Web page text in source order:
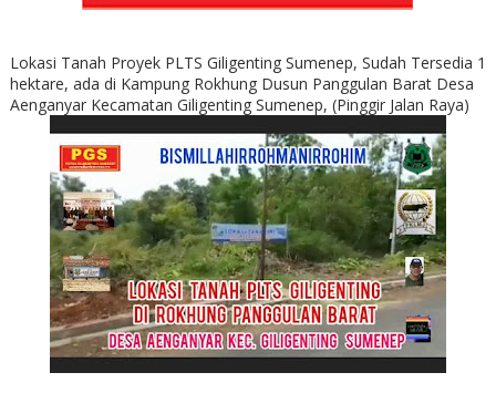
Lokasi Tanah Proyek PLTS Giligenting Sumenep, Sudah Tersedia 1
hektare, ada di Kampung Rokhung Dusun Panggulan Barat Desa
Aenganyar Kecamatan Giligenting Sumenep, (Pinggir Jalan Raya)